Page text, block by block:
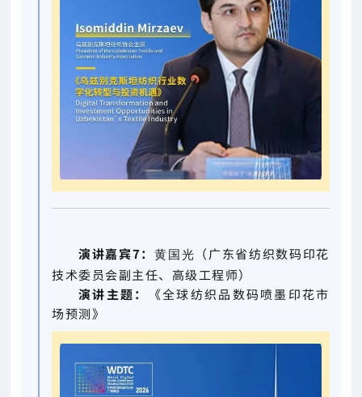
演讲嘉宾7：黄国光 （广东省纺织数码印花
技术委员会副主任、高级工程师）
演讲主题：
《全球纺织品数码喷墨印花市
场预测》